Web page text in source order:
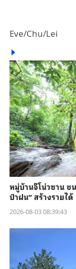
Eve/Chu/Lei
หมู่บ้านจีโน่วซาน ช
ป่าฝน” สร้างรายได้
2026-08-03 08:39:43